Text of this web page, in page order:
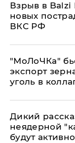
Взрыв в Balzi
новых
ВКС РФ
​"МоЛоЧКа"
экспорт
уголь в
Дикий
неядерной
будут